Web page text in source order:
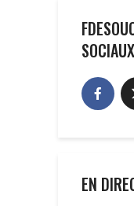
SOCIAUX
EN